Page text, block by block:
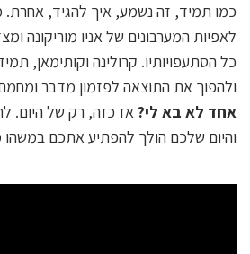
כמו תמיד, זה נשמע, איך להגיד, אחרת.
לאפיות המערבונים של אניו מוריקונה
כל הסתעפויותיו. קרולינה וקותימאן,
ולהפוך את התוצאה לפזמון מדבר
אחד לא בא לי?אז כזה, רק של היום.
והיום שלכם הולך להפתיע אתכם במשהו